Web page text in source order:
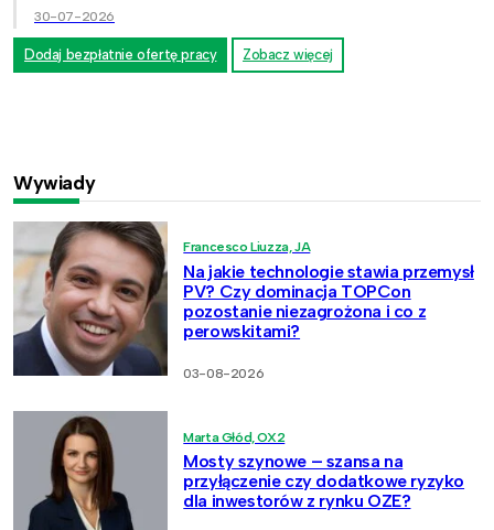
30-07-2026
Dodaj bezpłatnie ofertę pracy Zobacz więcej
Wywiady
Francesco Liuzza, JA
Na jakie technologie stawia przemysł
PV? Czy dominacja TOPCon
pozostanie niezagrożona i co z
perowskitami?
03-08-2026
Marta Głód, OX2
Mosty szynowe – szansa na
przyłączenie czy dodatkowe ryzyko
dla inwestorów z rynku OZE?